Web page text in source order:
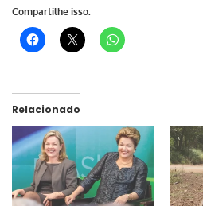
Compartilhe isso:
Relacionado